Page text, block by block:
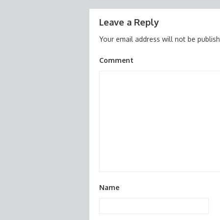
Leave a Reply
Your email address will not be
Comment
Name